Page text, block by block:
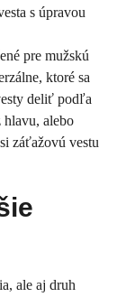
s úpravou
pre mužskú
ktoré sa
deliť podľa
hlavu, alebo
záťažovú vestu
ale aj druh